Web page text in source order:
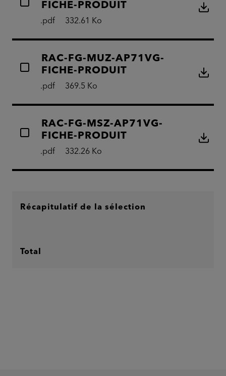
FICHE-PRODUIT
.pdf 332.61 Ko
RAC-FG-MUZ-AP71VG-
FICHE-PRODUIT
.pdf 369.5 Ko
RAC-FG-MSZ-AP71VG-
FICHE-PRODUIT
.pdf 332.26 Ko
Récapitulatif de la sélection
Total